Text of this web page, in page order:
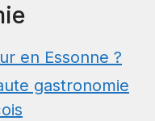
en Essonne ?
gastronomie